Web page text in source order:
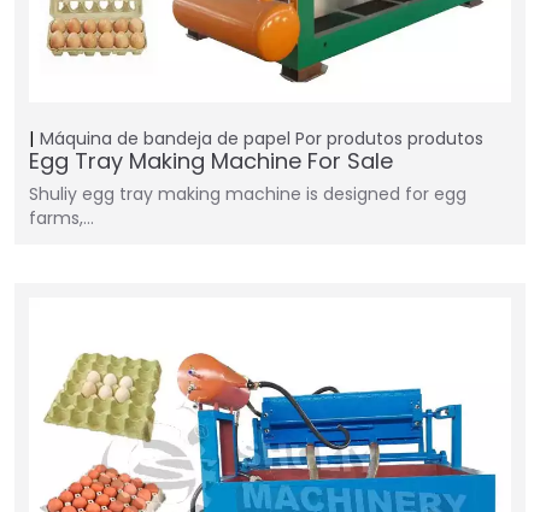
Máquina de bandeja de papel Por produtos produtos
Egg Tray Making Machine For Sale
Shuliy egg tray making machine is designed for egg
farms,…